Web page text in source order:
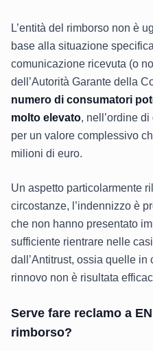
L’entità del rimborso non è
base alla situazione
comunicazione ricevuta (o
dell’Autorità Garante della
numero di consumatori
molto elevato, nell’ordine
per un valore complessivo
milioni di euro.
Un aspetto particolarmente
circostanze, l’indennizzo è
che non hanno presentato
sufficiente rientrare nelle
dall’Antitrust, ossia quelle in
rinnovo non è risultata
Serve fare reclamo a
rimborso?